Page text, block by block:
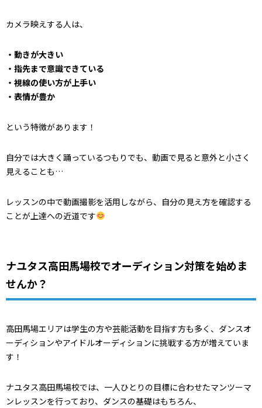
カメラ映えする人は、
・動きが大きい
・指先まで意識できている
・視線の使い方が上手い
・表情が豊か
という特徴があります！
自分では大きく踊っているつもりでも、動画で見ると意外と小さく
見えることも…
レッスンの中で動画撮影を活用しながら、自分の見え方を確認する
ことが上達への近道です
ナユタス高田馬場校でオーディション対策を始めま
せんか？
高田馬場エリアは学生の方や芸能活動を目指す方も多く、ダンスオ
ーディションやアイドルオーディションに挑戦する方が増えていま
す！
ナユタス高田馬場校では、一人ひとりの目標に合わせたマンツーマ
ンレッスンを行っており、ダンスの基礎はもちろん、